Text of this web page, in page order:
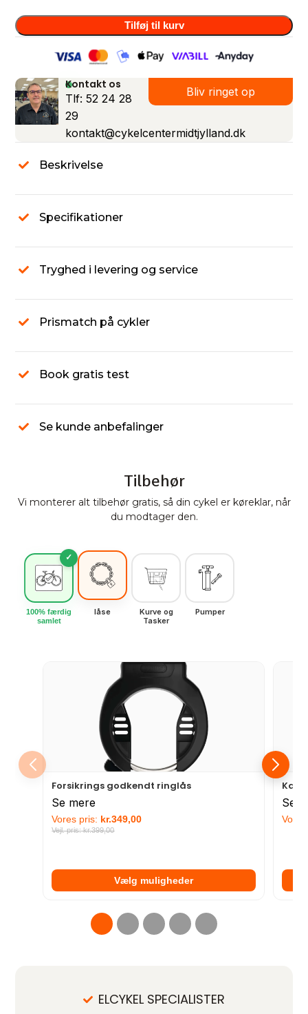
Tilføj til kurv
Kontakt os
Tlf: 52 24 28
29
kontakt@cykelcentermidtjylland.dk
Bliv ringet op
Beskrivelse
Specifikationer
Tryghed i levering og service
Prismatch på cykler
Book gratis test
Se kunde anbefalinger
Tilbehør
Vi monterer alt tilbehør gratis, så din cykel er køreklar, når
du modtager den.
✓
100% færdig
samlet
låse
Kurve og
Tasker
Pumper
Forsikrings godkendt ringlås
Se mere
Vejl. pris: kr.399,00
Vores pris: kr.349,00
Vælg muligheder
Se
ELCYKEL SPECIALISTER